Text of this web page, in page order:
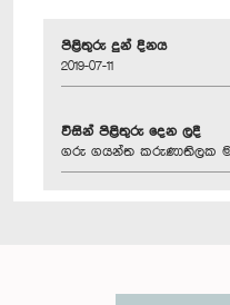
පිළිතුරු දුන් දිනය
2019-07-11
විසින් පිළිතුරු දෙන ලදී
ගරු ගයන්ත කරුණාතිලක